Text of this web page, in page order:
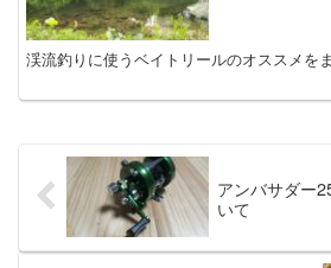
渓流釣りに使うベイトリールのオススメを
アンバサダー
いて